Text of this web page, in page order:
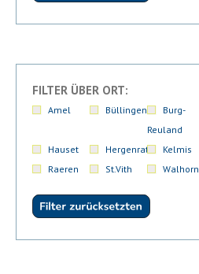
FILTER ÜBER ORT:
Amel Büllingen
Burg-
Reuland
Hauset
Hergenrath Kelmis
Raeren
St.Vith Walhorn